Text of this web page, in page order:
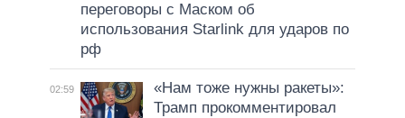
переговоры с Маском об
использования Starlink для ударов по
рф
02:59
«Нам тоже нужны ракеты»:
Трамп прокомментировал